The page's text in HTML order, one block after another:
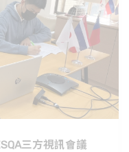
三方視訊會議